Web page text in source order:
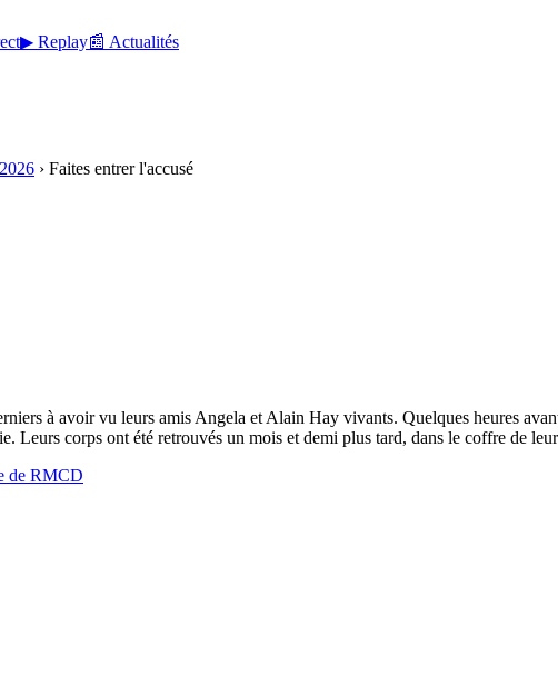
▶ Replay📰 Actualités
› Faites entrer l'accusé
à avoir vu leurs amis Angela et Alain Hay vivants. Quelques heures
Leurs corps ont été retrouvés un mois et demi plus tard, dans le coffre de
de RMCD